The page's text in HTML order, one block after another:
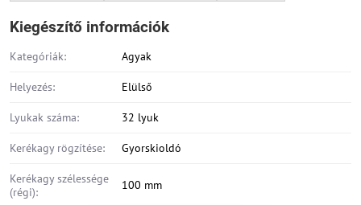
Kiegészítő információk
Kategóriák: Agyak
Helyezés: Elülső
Lyukak száma: 32 lyuk
Kerékagy rögzítése: Gyorskioldó
Kerékagy szélessége
(régi):
100 mm